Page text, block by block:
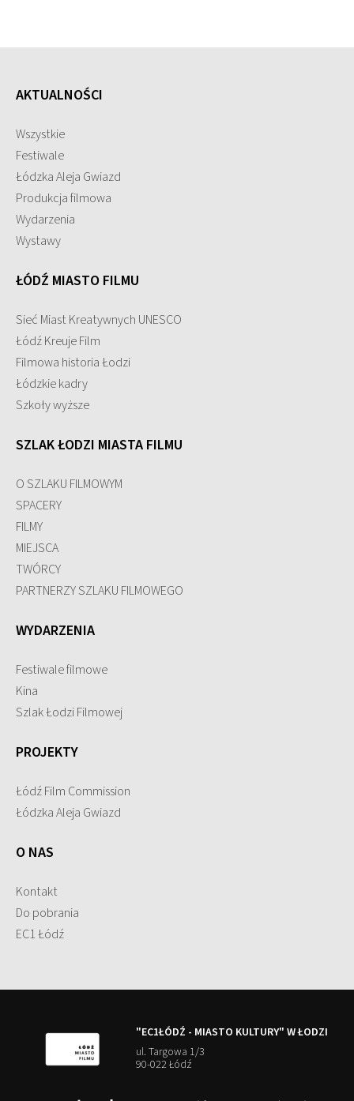
AKTUALNOŚCI
Wszystkie
Festiwale
Łódzka Aleja Gwiazd
Produkcja filmowa
Wydarzenia
Wystawy
ŁÓDŹ MIASTO FILMU
Sieć Miast Kreatywnych UNESCO
Łódź Kreuje Film
Filmowa historia Łodzi
Łódzkie kadry
Szkoły wyższe
SZLAK ŁODZI MIASTA FILMU
O SZLAKU FILMOWYM
SPACERY
FILMY
MIEJSCA
TWÓRCY
PARTNERZY SZLAKU FILMOWEGO
WYDARZENIA
Festiwale filmowe
Kina
Szlak Łodzi Filmowej
PROJEKTY
Łódź Film Commission
Łódzka Aleja Gwiazd
O NAS
Kontakt
Do pobrania
EC1 Łódź
"EC1ŁÓDŹ - MIASTO KULTURY" W ŁODZI
ul. Targowa 1/3
90-022 Łódź